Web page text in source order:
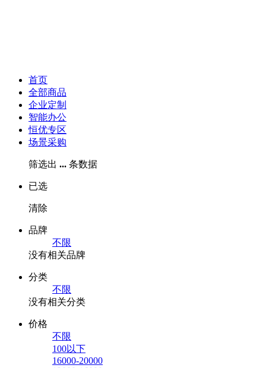
首页
全部商品
企业定制
智能办公
恒优专区
场景采购
筛选出 ... 条数据
已选
清除
品牌
不限
没有相关品牌
分类
不限
没有相关分类
价格
不限
100以下
16000-20000